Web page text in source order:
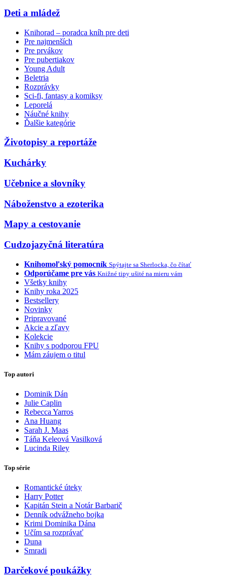
Deti a mládež
Knihorad – poradca kníh pre deti
Pre najmenších
Pre prvákov
Pre pubertiakov
Young Adult
Beletria
Rozprávky
Sci-fi, fantasy a komiksy
Leporelá
Náučné knihy
Ďalšie kategórie
Životopisy a reportáže
Kuchárky
Učebnice a slovníky
Náboženstvo a ezoterika
Mapy a cestovanie
Cudzojazyčná literatúra
Knihomoľský pomocník Spýtajte sa Sherlocka, čo čítať
Odporúčame pre vás Knižné tipy ušité na mieru vám
Všetky knihy
Knihy roka 2025
Bestsellery
Novinky
Pripravované
Akcie a zľavy
Kolekcie
Knihy s podporou FPU
Mám záujem o titul
Top autori
Dominik Dán
Julie Caplin
Rebecca Yarros
Ana Huang
Sarah J. Maas
Táňa Keleová Vasilková
Lucinda Riley
Top série
Romantické úteky
Harry Potter
Kapitán Stein a Notár Barbarič
Denník odvážneho bojka
Krimi Dominika Dána
Učím sa rozprávať
Duna
Smradi
Darčekové poukážky